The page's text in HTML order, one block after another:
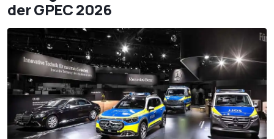
der GPEC 2026